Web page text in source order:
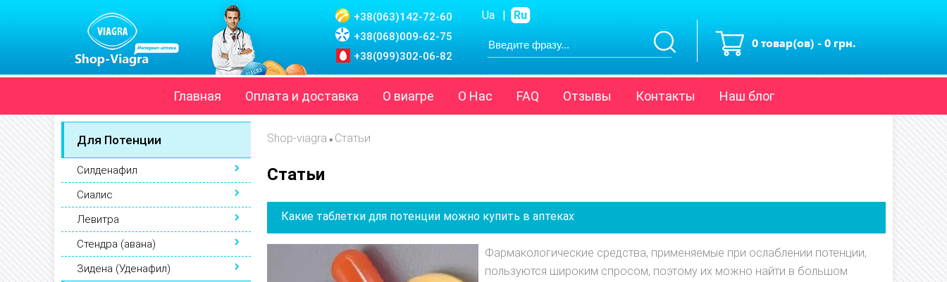
+38(063)142-72-60
+38(068)009-62-75
+38(099)302-06-82
0 товар(ов) - 0 грн.
Главная Оплата и доставка О виагре О Нас FAQ Отзывы Контакты Наш блог
Ua | Ru
Для Потенции
Силденафил
Сиалис
Левитра
Стендра (авана)
Зидена (Уденафил)
Shop-viagra » Статьи
Статьи
Какие таблетки для потенции можно купить в аптеках
Фармакологические средства, применяемые при ослаблении потенции,
пользуются широким спросом, поэтому их можно найти в большом